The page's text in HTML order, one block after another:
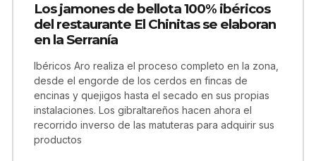
Los jamones de bellota 100% ibéricos
del restaurante El Chinitas se elaboran
en la Serranía
Ibéricos Aro realiza el proceso completo en la zona,
desde el engorde de los cerdos en fincas de
encinas y quejigos hasta el secado en sus propias
instalaciones. Los gibraltareños hacen ahora el
recorrido inverso de las matuteras para adquirir sus
productos